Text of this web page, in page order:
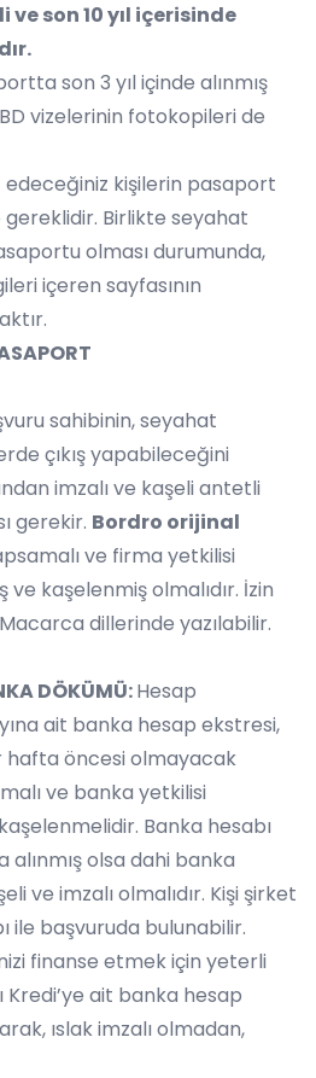
son 10 yıl içerisinde
son 3 yıl içinde alınmış
vizelerinin fotokopileri de
kişilerin pasaport
Birlikte seyahat
olması durumunda,
içeren sayfasının
sahibinin, seyahat
çıkış yapabileceğini
imzalı ve kaşeli antetli
gerekir. Bordro orijinal
ve firma yetkilisi
ve kaşelenmiş olmalıdır. İzin
dillerinde yazılabilir.
DÖKÜMÜ:Hesap
ait banka hesap ekstresi,
hafta öncesi olmayacak
ve banka yetkilisi
Banka hesabı
alınmış olsa dahi banka
ve imzalı olmalıdır. Kişi şirket
ile başvuruda bulunabilir.
finanse etmek için yeterli
Kredi’ye ait banka hesap
ıslak imzalı olmadan,